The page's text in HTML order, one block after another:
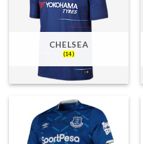
CHELSEA
(14)